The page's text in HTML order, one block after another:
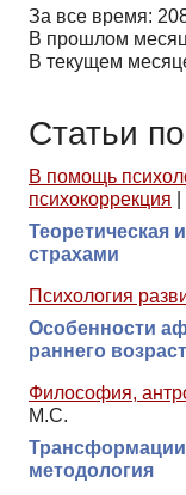
За все время:
В прошлом
В текущем
Статьи
В помощь
психокоррекция
Теоретическая
страхами
Психология
Особенности
раннего
Философия,
М.С.
методология